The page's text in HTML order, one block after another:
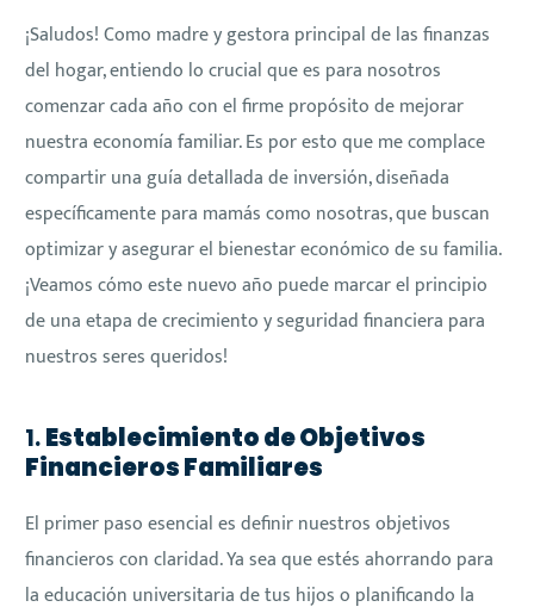
¡Saludos! Como madre y gestora principal de las finanzas
del hogar, entiendo lo crucial que es para nosotros
comenzar cada año con el firme propósito de mejorar
nuestra economía familiar. Es por esto que me complace
compartir una guía detallada de inversión, diseñada
específicamente para mamás como nosotras, que buscan
optimizar y asegurar el bienestar económico de su familia.
¡Veamos cómo este nuevo año puede marcar el principio
de una etapa de crecimiento y seguridad financiera para
nuestros seres queridos!
1.Establecimiento de Objetivos
Financieros Familiares
El primer paso esencial es definir nuestros objetivos
financieros con claridad. Ya sea que estés ahorrando para
la educación universitaria de tus hijos o planificando la